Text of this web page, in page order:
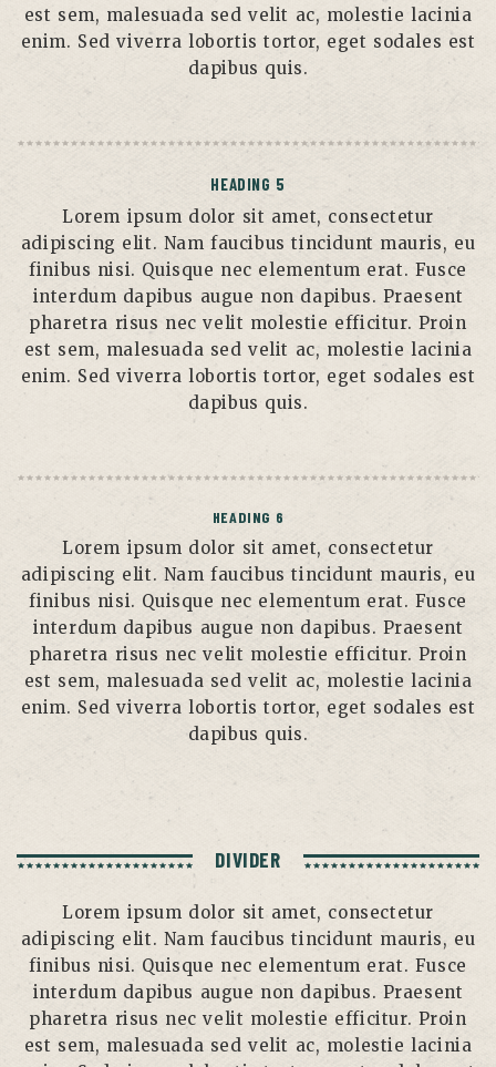
est sem, malesuada sed velit ac, molestie lacinia
enim. Sed viverra lobortis tortor, eget sodales est
dapibus quis.
HEADING 5
Lorem ipsum dolor sit amet, consectetur
adipiscing elit. Nam faucibus tincidunt mauris, eu
finibus nisi. Quisque nec elementum erat. Fusce
interdum dapibus augue non dapibus. Praesent
pharetra risus nec velit molestie efficitur. Proin
est sem, malesuada sed velit ac, molestie lacinia
enim. Sed viverra lobortis tortor, eget sodales est
dapibus quis.
HEADING 6
Lorem ipsum dolor sit amet, consectetur
adipiscing elit. Nam faucibus tincidunt mauris, eu
finibus nisi. Quisque nec elementum erat. Fusce
interdum dapibus augue non dapibus. Praesent
pharetra risus nec velit molestie efficitur. Proin
est sem, malesuada sed velit ac, molestie lacinia
enim. Sed viverra lobortis tortor, eget sodales est
dapibus quis.
DIVIDER
Lorem ipsum dolor sit amet, consectetur
adipiscing elit. Nam faucibus tincidunt mauris, eu
finibus nisi. Quisque nec elementum erat. Fusce
interdum dapibus augue non dapibus. Praesent
pharetra risus nec velit molestie efficitur. Proin
est sem, malesuada sed velit ac, molestie lacinia